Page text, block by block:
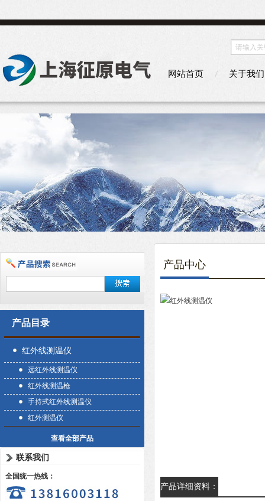
网站首页 关于我们
产品目录
红外线测温仪
远红外线测温仪
红外线测温枪
手持式红外线测温仪
红外测温仪
查看全部产品
联系我们
全国统一热线：
产品中心
产品详细资料：